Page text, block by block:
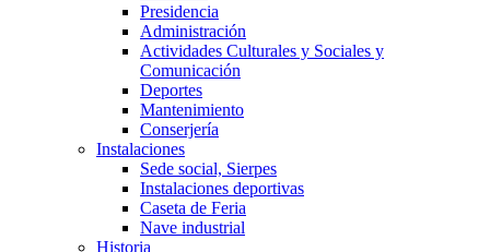
Presidencia
Administración
Actividades Culturales y Sociales y
Comunicación
Deportes
Mantenimiento
Conserjería
Instalaciones
Sede social, Sierpes
Instalaciones deportivas
Caseta de Feria
Nave industrial
Historia